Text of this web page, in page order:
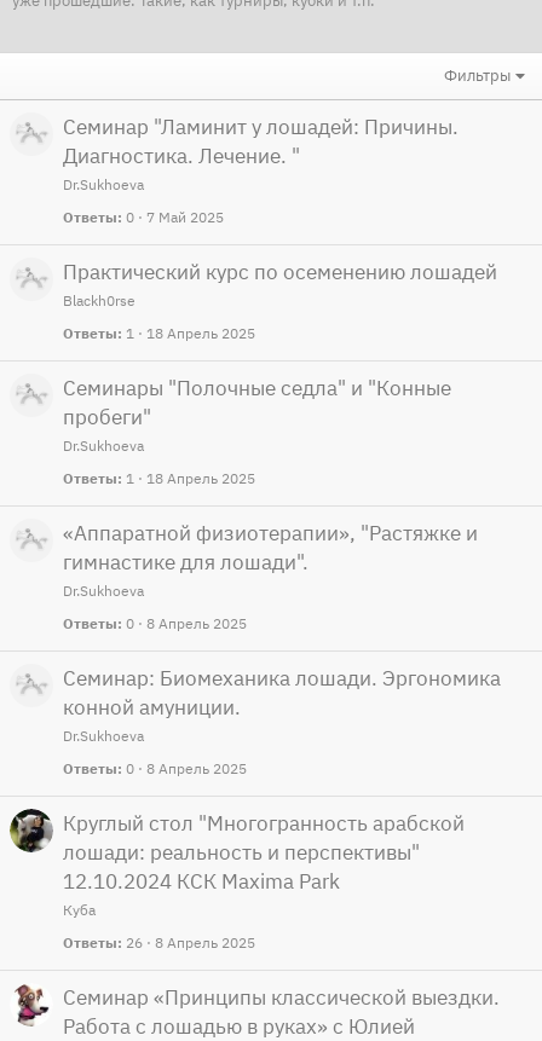
Фильтры
Семинар "Ламинит у лошадей: Причины.
Диагностика. Лечение. "
Dr.Sukhoeva
Ответы 0 7 Май 2025
Практический курс по осеменению лошадей
Blackh0rse
Ответы 1 18 Апрель 2025
Семинары "Полочные седла" и "Конные
пробеги"
Dr.Sukhoeva
Ответы 1 18 Апрель 2025
«Аппаратной физиотерапии», "Растяжке и
гимнастике для лошади".
Dr.Sukhoeva
Ответы 0 8 Апрель 2025
Семинар: Биомеханика лошади. Эргономика
конной амуниции.
Dr.Sukhoeva
Ответы 0 8 Апрель 2025
Круглый стол "Многогранность арабской
лошади: реальность и перспективы"
12.10.2024 КСК Maxima Park
Куба
Ответы 26 8 Апрель 2025
Семинар «Принципы классической выездки.
Работа с лошадью в руках» с Юлией